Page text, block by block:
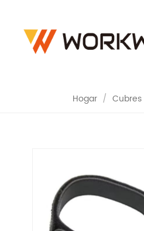
Hogar / Cubres